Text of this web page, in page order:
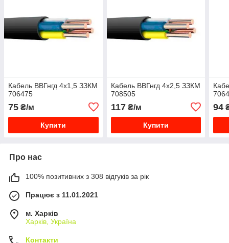
Кабель ВВГнгд 4х1,5 ЗЗКМ
706475
75 ₴/м
Купити
Кабель ВВГнгд 4х2,5 ЗЗКМ
708505
117₴/м
Купити
94
Про нас
100% позитивних з 308 відгуків за рік
Працює з 11.01.2021
м. Харків
Харків, Україна
Контакти